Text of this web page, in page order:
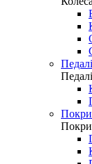
Педалі
Педалі